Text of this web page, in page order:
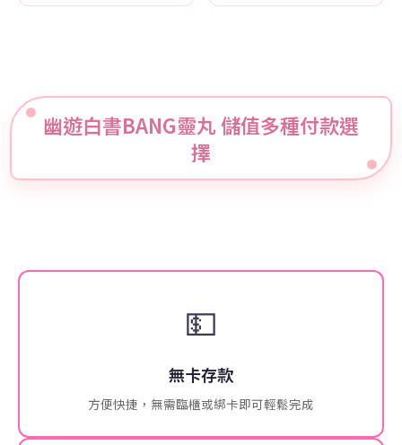
幽遊白書BANG靈丸 儲值多種付款選
擇
💵
無卡存款
方便快捷，無需臨櫃或綁卡即可輕鬆完成